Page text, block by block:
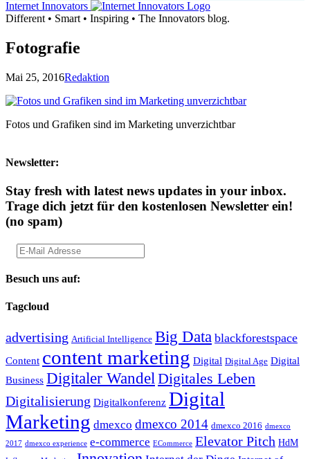
Internet Innovators
Different • Smart • Inspiring • The Innovators blog.
Fotografie
Mai 25, 2016Redaktion
Fotos und Grafiken sind im Marketing unverzichtbar
Newsletter:
Stay fresh with latest news updates in your inbox.
Trage dich jetzt für den kostenlosen Newsletter ein!
(no spam)
Besuch uns auf:
Tagcloud
advertising Artificial Intelligence Big Data blackforestspace
Content content marketing Digital Digital Age Digital
Business Digitaler Wandel Digitales Leben
Digitalisierung Digitalkonferenz Digital
Marketing dmexco dmexco 2014 dmexco 2016 dmexco
2017 dmexco experience e-commerce ECommerce Elevator Pitch HdM